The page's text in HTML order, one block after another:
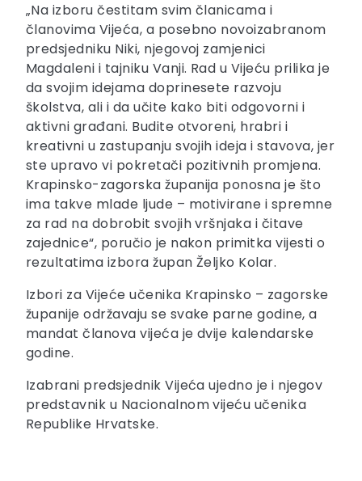
„Na izboru čestitam svim članicama i
članovima Vijeća, a posebno novoizabranom
predsjedniku Niki, njegovoj zamjenici
Magdaleni i tajniku Vanji. Rad u Vijeću prilika je
da svojim idejama doprinesete razvoju
školstva, ali i da učite kako biti odgovorni i
aktivni građani. Budite otvoreni, hrabri i
kreativni u zastupanju svojih ideja i stavova, jer
ste upravo vi pokretači pozitivnih promjena.
Krapinsko-zagorska županija ponosna je što
ima takve mlade ljude – motivirane i spremne
za rad na dobrobit svojih vršnjaka i čitave
zajednice“, poručio je nakon primitka vijesti o
rezultatima izbora župan Željko Kolar.
Izbori za Vijeće učenika Krapinsko – zagorske
županije održavaju se svake parne godine, a
mandat članova vijeća je dvije kalendarske
godine.
Izabrani predsjednik Vijeća ujedno je i njegov
predstavnik u Nacionalnom vijeću učenika
Republike Hrvatske.